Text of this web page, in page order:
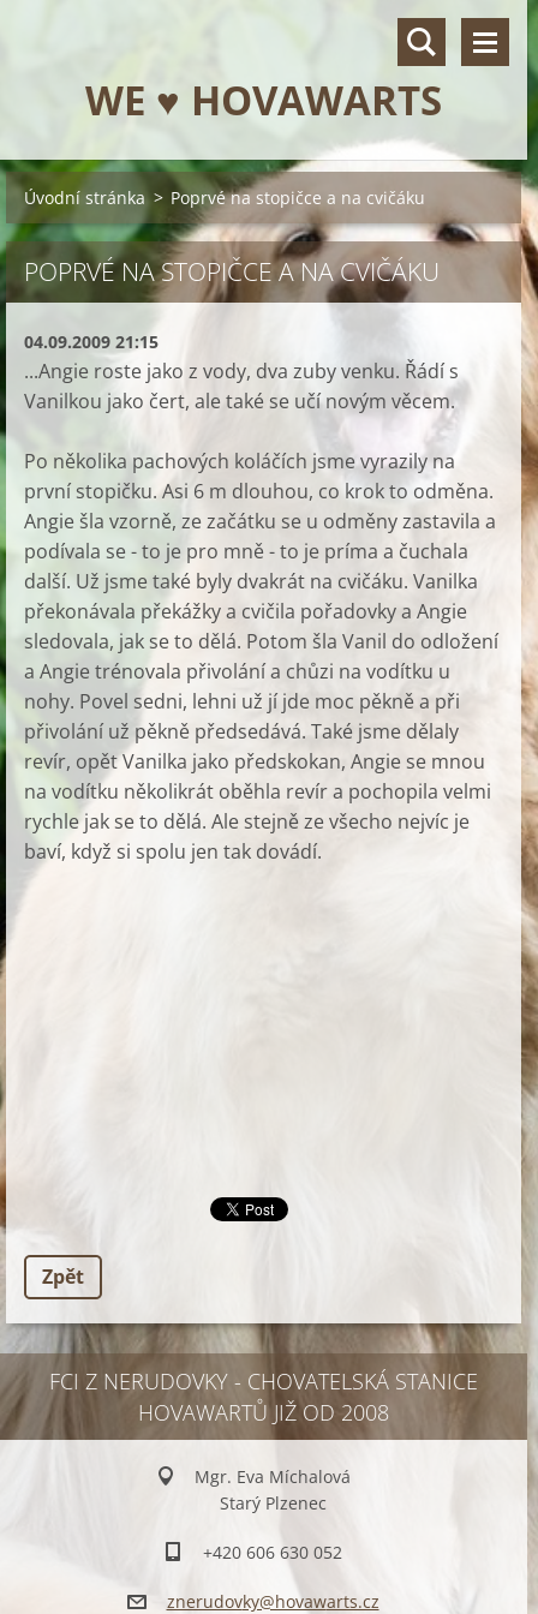
WE ♥ HOVAWARTS
Úvodní stránka > Poprvé na stopičce a na cvičáku
POPRVÉ NA STOPIČCE A NA CVIČÁKU
04.09.2009 21:15
...Angie roste jako z vody, dva zuby venku. Řádí s
Vanilkou jako čert, ale také se učí novým věcem.
Po několika pachových koláčích jsme vyrazily na
první stopičku. Asi 6 m dlouhou, co krok to odměna.
Angie šla vzorně, ze začátku se u odměny zastavila a
podívala se - to je pro mně - to je príma a čuchala
další. Už jsme také byly dvakrát na cvičáku. Vanilka
překonávala překážky a cvičila pořadovky a Angie
sledovala, jak se to dělá. Potom šla Vanil do odložení
a Angie trénovala přivolání a chůzi na vodítku u
nohy. Povel sedni, lehni už jí jde moc pěkně a při
přivolání už pěkně předsedává. Také jsme dělaly
revír, opět Vanilka jako předskokan, Angie se mnou
na vodítku několikrát oběhla revír a pochopila velmi
rychle jak se to dělá. Ale stejně ze všecho nejvíc je
baví, když si spolu jen tak dovádí.
Zpět
FCI Z NERUDOVKY - CHOVATELSKÁ STANICE
HOVAWARTŮ JIŽ OD 2008
Mgr. Eva Míchalová
Starý Plzenec
+420 606 630 052
znerudovky@hovawarts.cz